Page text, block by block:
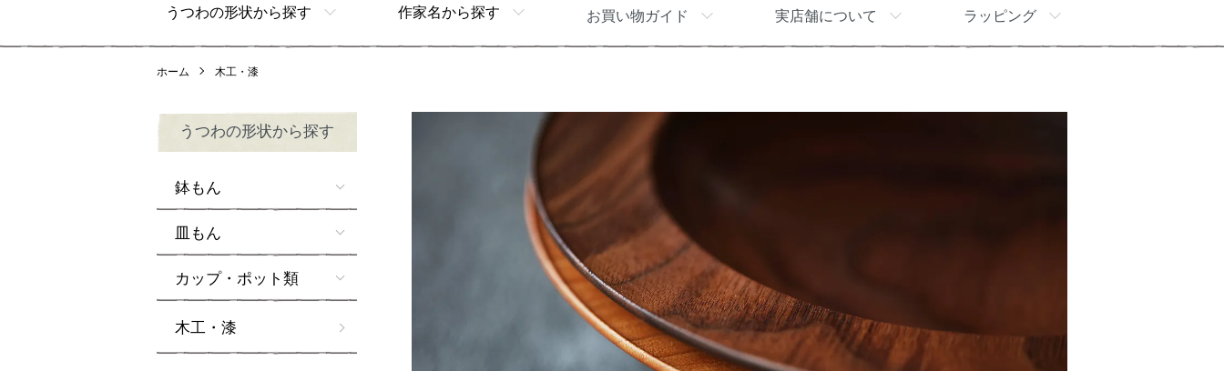
うつわの形状から探す 作家名から探す お買い物ガイド 実店舗について ラッピング
ホーム 木工・漆
うつわの形状から探す
鉢もん
皿もん
カップ・ポット類
木工・漆